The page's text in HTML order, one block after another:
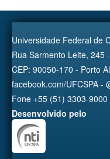
Universidade Federal de
Rua Sarmento Leite, 245
CEP: 90050-170 - Porto
facebook.com/UFCSPA -
Fone +55 (51) 3303-9000
Desenvolvido pelo